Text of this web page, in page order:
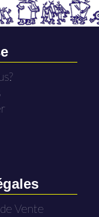
Vente